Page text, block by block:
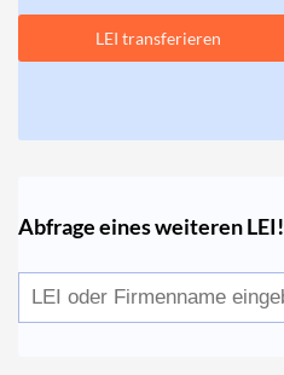
LEI transferieren
Abfrage eines weiteren LEI!